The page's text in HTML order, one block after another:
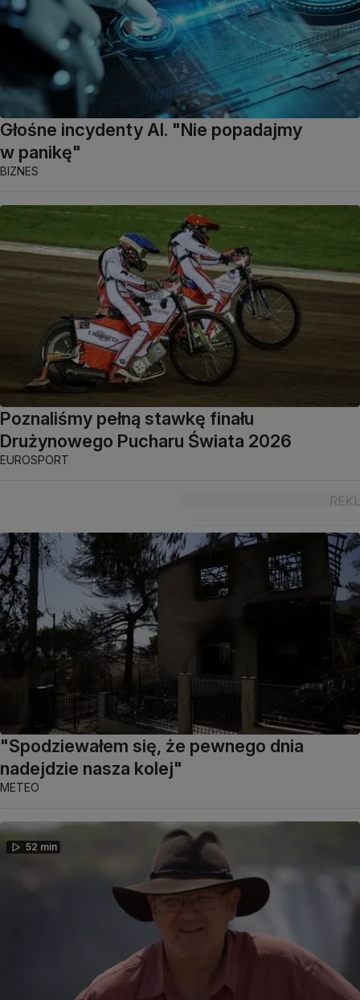
Głośne incydenty AI. "Nie popadajmy
w panikę"
BIZNES
Poznaliśmy pełną stawkę finału
Drużynowego Pucharu Świata 2026
EUROSPORT
"Spodziewałem się, że pewnego dnia
nadejdzie nasza kolej"
METEO
52 min